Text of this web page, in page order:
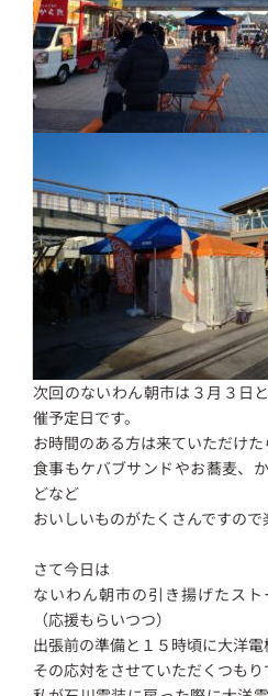
次回のないわん朝市は３月３日
催予定日です。
お時間のある方は来ていただけた
食事もケバブサンドやお蕎麦、
どなど
おいしいものがたくさんですので
さて今日は
ないわん朝市の引き揚げたス
（応援もらいつつ）
出張前の準備と１５時頃に大洋
その応対をさせていただくつもり